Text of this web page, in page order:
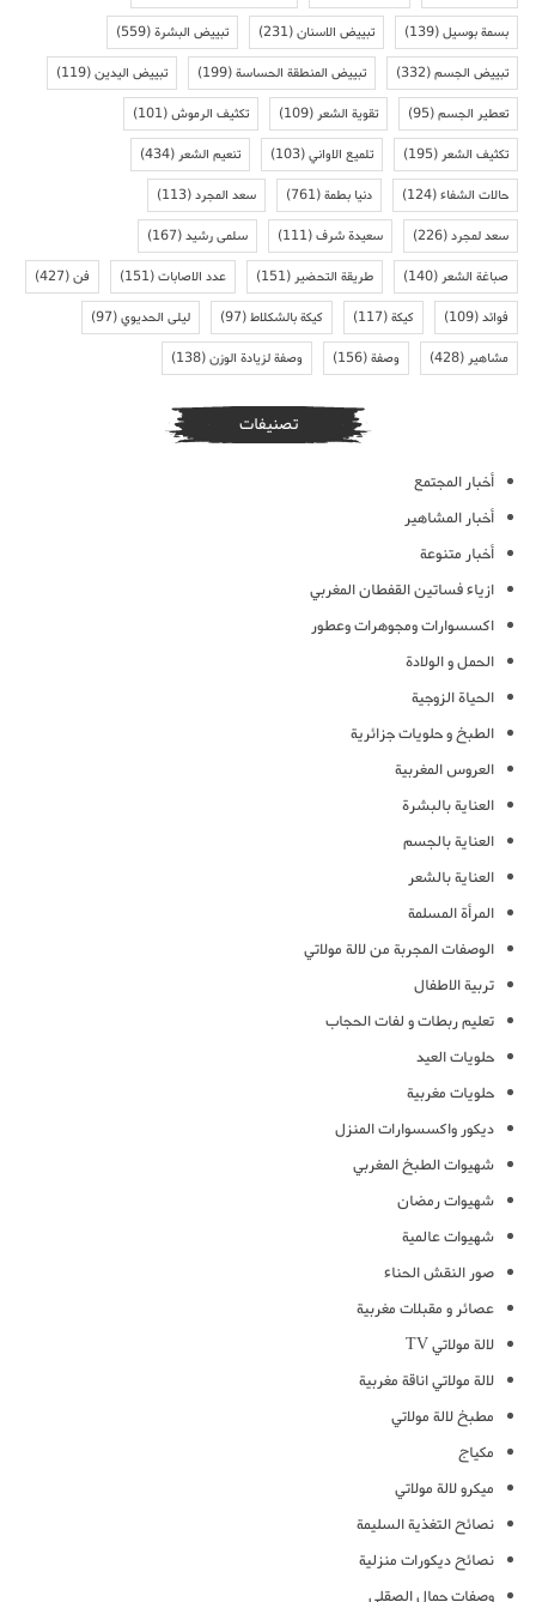
بسمة بوسيل(139) تبييض الاسنان(231) تبييض البشرة(559)
تبييض الجسم(332) تبييض المنطقة الحساسة(199) تبييض اليدين(119)
تعطير الجسم(95) تقوية الشعر(109) تكثيف الرموش(101)
تكثيف الشعر(195) تلميع الاواني(103) تنعيم الشعر(434)
حالات الشفاء(124) دنيا بطمة(761) سعد المجرد(113)
سعد لمجرد(226) سعيدة شرف(111) سلمى رشيد(167)
صباغة الشعر(140) طريقة التحضير(151) عدد الاصابات(151) فن(427)
فوائد(109) كيكة(117) كيكة بالشكلاط(97) ليلى الحديوي(97)
مشاهير(428) وصفة(156) وصفة لزيادة الوزن(138)
تصنيفات
أخبار المجتمع
أخبار المشاهير
أخبار متنوعة
ازياء فساتين القفطان المغربي
اكسسوارات ومجوهرات وعطور
الحمل و الولادة
الحياة الزوجية
الطبخ و حلويات جزائرية
العروس المغربية
العناية بالبشرة
العناية بالجسم
العناية بالشعر
المرأة المسلمة
الوصفات المجربة من لالة مولاتي
تربية الاطفال
تعليم ربطات و لفات الحجاب
حلويات العيد
حلويات مغربية
ديكور واكسسوارات المنزل
شهيوات الطبخ المغربي
شهيوات رمضان
شهيوات عالمية
صور النقش الحناء
عصائر و مقبلات مغربية
لالة مولاتي TV
لالة مولاتي اناقة مغربية
مطبخ لالة مولاتي
مكياج
ميكرو لالة مولاتي
نصائح التغذية السليمة
نصائح ديكورات منزلية